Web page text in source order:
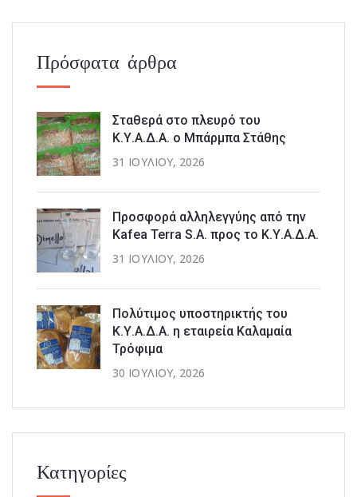
Πρόσφατα άρθρα
Σταθερά στο πλευρό του
Κ.Υ.Α.Δ.Α. ο Μπάρμπα Στάθης
31 ΙΟΥΛΊΟΥ, 2026
Προσφορά αλληλεγγύης από την
Kafea Terra S.A. προς το Κ.Υ.Α.Δ.Α.
31 ΙΟΥΛΊΟΥ, 2026
Πολύτιμος υποστηρικτής του
Κ.Υ.Α.Δ.Α. η εταιρεία Καλαμαία
Τρόφιμα
30 ΙΟΥΛΊΟΥ, 2026
Κατηγορίες